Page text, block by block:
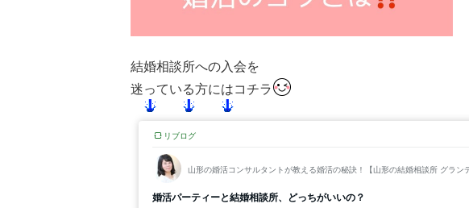
結婚相談所への入会を
迷っている方にはコチラ